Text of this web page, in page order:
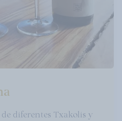
diferentes Txakolis y